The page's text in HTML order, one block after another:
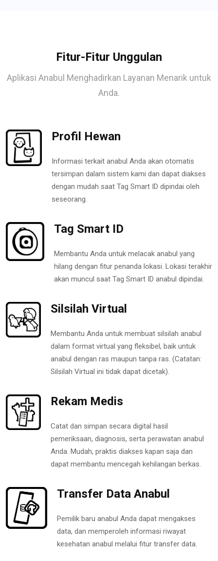
Fitur-Fitur Unggulan
Aplikasi Anabul Menghadirkan Layanan Menarik untuk
Anda.
Profil Hewan
Informasi terkait anabul Anda akan otomatis
tersimpan dalam sistem kami dan dapat diakses
dengan mudah saat Tag Smart ID dipindai oleh
seseorang.
Tag Smart ID
Membantu Anda untuk melacak anabul yang
hilang dengan fitur penanda lokasi. Lokasi terakhir
akan muncul saat Tag Smart ID anabul dipindai.
Silsilah Virtual
Membantu Anda untuk membuat silsilah anabul
dalam format virtual yang fleksibel, baik untuk
anabul dengan ras maupun tanpa ras. (Catatan:
Silsilah Virtual ini tidak dapat dicetak).
Rekam Medis
Catat dan simpan secara digital hasil
pemeriksaan, diagnosis, serta perawatan anabul
Anda. Mudah, praktis diakses kapan saja dan
dapat membantu mencegah kehilangan berkas.
Transfer Data Anabul
Pemilik baru anabul Anda dapat mengakses
data, dan memperoleh informasi riwayat
kesehatan anabul melalui fitur transfer data.